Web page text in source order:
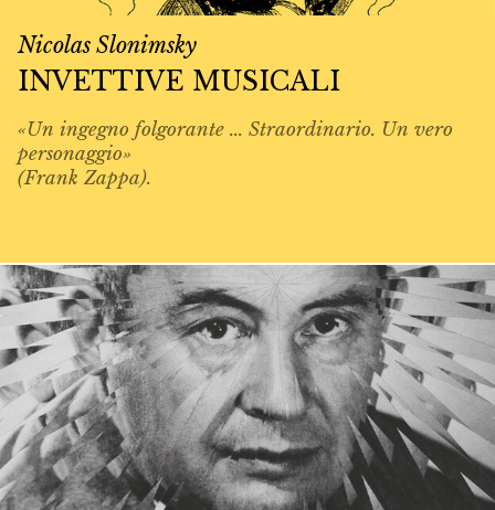
Nicolas Slonimsky
INVETTIVE MUSICALI
«Un ingegno folgorante ... Straordinario. Un vero
personaggio»
(Frank Zappa).